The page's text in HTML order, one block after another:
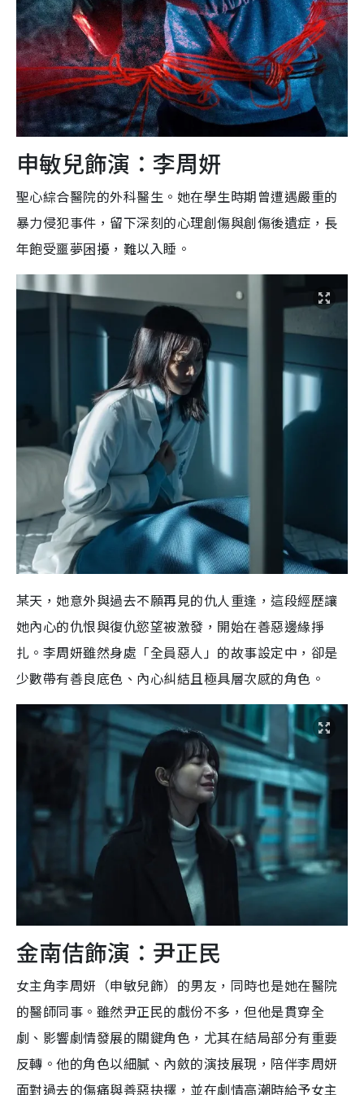
申敏兒飾演：李周妍
聖心綜合醫院的外科醫生。她在學生時期曾遭遇嚴重的
暴力侵犯事件，留下深刻的心理創傷與創傷後遺症，長
年飽受噩夢困擾，難以入睡。
某天，她意外與過去不願再見的仇人重逢，這段經歷讓
她內心的仇恨與復仇慾望被激發，開始在善惡邊緣掙
扎。李周妍雖然身處「全員惡人」的故事設定中，卻是
少數帶有善良底色、內心糾結且極具層次感的角色。
金南佶飾演：尹正民
女主角李周妍（申敏兒飾）的男友，同時也是她在醫院
的醫師同事。雖然尹正民的戲份不多，但他是貫穿全
劇、影響劇情發展的關鍵角色，尤其在結局部分有重要
反轉。他的角色以細膩、內斂的演技展現，陪伴李周妍
面對過去的傷痛與善惡抉擇，並在劇情高潮時給予女主